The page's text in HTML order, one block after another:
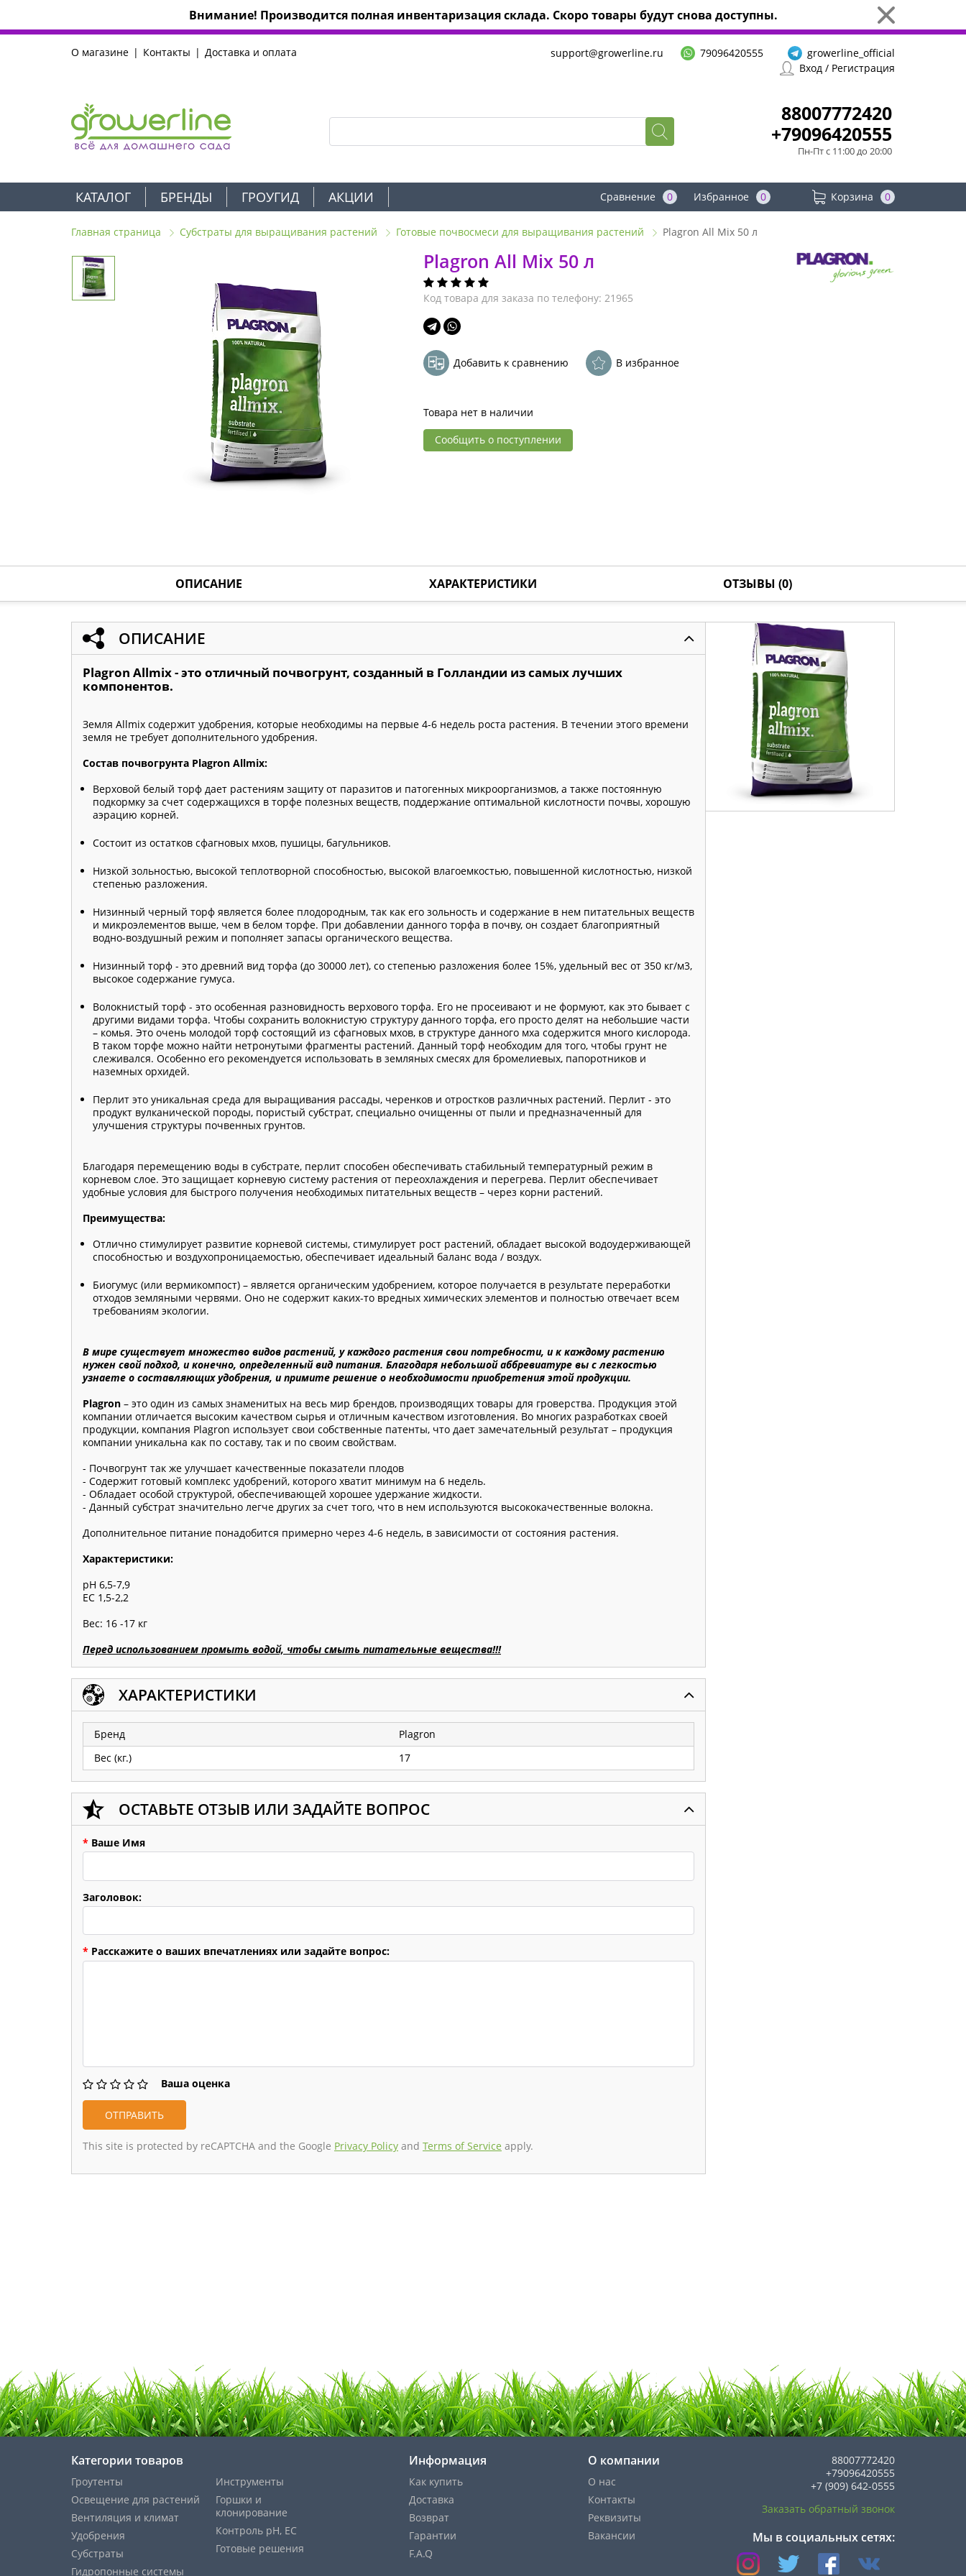
Внимание! Производится полная инвентаризация склада. Скоро товары будут снова доступны.
О магазине Контакты Доставка и оплата support@growerline.ru 79096420555
growerline_official
Вход / Регистрация
88007772420
+79096420555
Пн-Пт с 11:00 до 20:00
КАТАЛОГ БРЕНДЫ ГРОУГИД АКЦИИ Корзина 0
Избранное 0
Сравнение 0
Главная страница Субстраты для выращивания растений Готовые почвосмеси для выращивания растений Plagron All Mix 50 л
Plagron All Mix 50 л
Код товара для заказа по телефону: 21965
Добавить к сравнению В избранное
Товара нет в наличии
Сообщить о поступлении
ОПИСАНИЕ ХАРАКТЕРИСТИКИ ОТЗЫВЫ (0)
ОПИСАНИЕ
Plagron Allmix - это отличный почвогрунт, созданный в Голландии из самых лучших
компонентов.
Земля Allmix содержит удобрения, которые необходимы на первые 4-6 недель роста растения. В течении этого времени
земля не требует дополнительного удобрения.
Состав почвогрунта Plagron Allmix:
Верховой белый торф дает растениям защиту от паразитов и патогенных микроорганизмов, а также постоянную
подкормку за счет содержащихся в торфе полезных веществ, поддержание оптимальной кислотности почвы, хорошую
аэрацию корней.
Состоит из остатков сфагновых мхов, пушицы, багульников.
Низкой зольностью, высокой теплотворной способностью, высокой влагоемкостью, повышенной кислотностью, низкой
степенью разложения.
Низинный черный торф является более плодородным, так как его зольность и содержание в нем питательных веществ
и микроэлементов выше, чем в белом торфе. При добавлении данного торфа в почву, он создает благоприятный
водно-воздушный режим и пополняет запасы органического вещества.
Низинный торф - это древний вид торфа (до 30000 лет), со степенью разложения более 15%, удельный вес от 350 кг/м3,
высокое содержание гумуса.
Волокнистый торф - это особенная разновидность верхового торфа. Его не просеивают и не формуют, как это бывает с
другими видами торфа. Чтобы сохранить волокнистую структуру данного торфа, его просто делят на небольшие части
– комья. Это очень молодой торф состоящий из сфагновых мхов, в структуре данного мха содержится много кислорода.
В таком торфе можно найти нетронутыми фрагменты растений. Данный торф необходим для того, чтобы грунт не
слеживался. Особенно его рекомендуется использовать в земляных смесях для бромелиевых, папоротников и
наземных орхидей.
Перлит это уникальная среда для выращивания рассады, черенков и отростков различных растений. Перлит - это
продукт вулканической породы, пористый субстрат, специально очищенны от пыли и предназначенный для
улучшения структуры почвенных грунтов.
Благодаря перемещению воды в субстрате, перлит способен обеспечивать стабильный температурный режим в
корневом слое. Это защищает корневую систему растения от переохлаждения и перегрева. Перлит обеспечивает
удобные условия для быстрого получения необходимых питательных веществ – через корни растений.
Преимущества:
Отлично стимулирует развитие корневой системы, стимулирует рост растений, обладает высокой водоудерживающей
способностью и воздухопроницаемостью, обеспечивает идеальный баланс вода / воздух.
Биогумус (или вермикомпост) – является органическим удобрением, которое получается в результате переработки
отходов земляными червями. Оно не содержит каких-то вредных химических элементов и полностью отвечает всем
требованиям экологии.
В мире существует множество видов растений, у каждого растения свои потребности, и к каждому растению
нужен свой подход, и конечно, определенный вид питания. Благодаря небольшой аббревиатуре вы с легкостью
узнаете о составляющих удобрения, и примите решение о необходимости приобретения этой продукции.
Plagron – это один из самых знаменитых на весь мир брендов, производящих товары для гроверства. Продукция этой
компании отличается высоким качеством сырья и отличным качеством изготовления. Во многих разработках своей
продукции, компания Plagron использует свои собственные патенты, что дает замечательный результат – продукция
компании уникальна как по составу, так и по своим свойствам.
- Почвогрунт так же улучшает качественные показатели плодов
- Содержит готовый комплекс удобрений, которого хватит минимум на 6 недель.
- Обладает особой структурой, обеспечивающей хорошее удержание жидкости.
- Данный субстрат значительно легче других за счет того, что в нем используются высококачественные волокна.
Дополнительное питание понадобится примерно через 4-6 недель, в зависимости от состояния растения.
Характеристики:
pH 6,5-7,9
EC 1,5-2,2
Вес: 16 -17 кг
Перед использованием промыть водой, чтобы смыть питательные вещества!!!
ХАРАКТЕРИСТИКИ
Бренд
Plagron
Вес (кг.)
17
ОСТАВЬТЕ ОТЗЫВ ИЛИ ЗАДАЙТЕ ВОПРОС
* Ваше Имя
Заголовок:
* Расскажите о ваших впечатлениях или задайте вопрос:
Ваша оценка
This site is protected by reCAPTCHA and the Google Privacy Policy and Terms of Service apply.
88007772420
+79096420555
+7 (909) 642-0555
Заказать обратный звонок
Мы в социальных сетях:
Категории товаров
Гроутенты
Освещение для растений
Вентиляция и климат
Удобрения
Субстраты
Гидропонные системы
Инструменты
Горшки и
клонирование
Контроль pH, EС
Готовые решения
Информация
Как купить
Доставка
Возврат
Гарантии
F.A.Q
О компании
О нас
Контакты
Реквизиты
Вакансии